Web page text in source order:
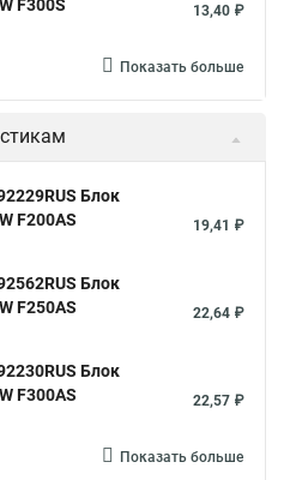
F300S
13,40 ₽
Показать больше
Блок
F200AS
19,41 ₽
Блок
F250AS
22,64 ₽
Блок
F300AS
22,57 ₽
Показать больше